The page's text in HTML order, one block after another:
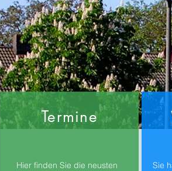
Termine
Hier finden Sie die neusten
Sie